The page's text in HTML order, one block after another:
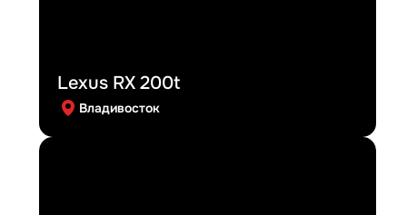
Lexus RX 200t
Владивосток